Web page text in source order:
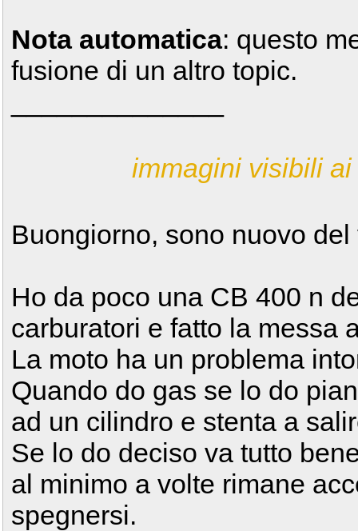
Nota automatica: questo
fusione di un altro topic.
immagini visibili
Buongiorno, sono nuovo del
Ho da poco una CB 400 n
carburatori e fatto la messa
La moto ha un problema
Quando do gas se lo do
ad un cilindro e stenta a
Se lo do deciso va tutto
al minimo a volte rimane
spegnersi.